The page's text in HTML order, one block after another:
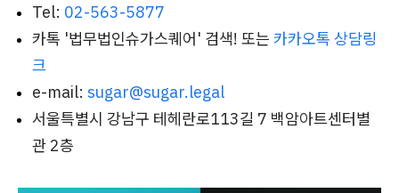
Tel: 02-563-5877
카톡 '법무법인슈가스퀘어' 검색! 또는 카카오톡 상담링
크
e-mail: sugar@sugar.legal
서울특별시 강남구 테헤란로113길 7 백암아트센터별
관 2층